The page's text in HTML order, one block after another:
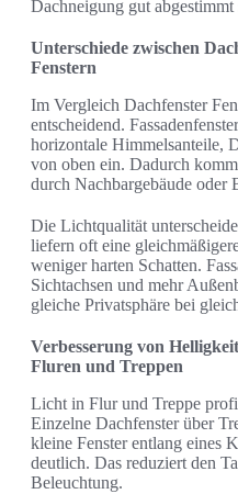
Dachneigung gut abgestimmt
Unterschiede zwischen
Fenstern
Im Vergleich Dachfenster
entscheidend.
horizontale Himmelsanteile,
von oben ein. Dadurch
durch Nachbargebäude oder
Die Lichtqualität
liefern oft eine
weniger harten Schatten.
Sichtachsen und mehr
gleiche Privatsphäre bei
Verbesserung von
Fluren und Treppen
Licht in Flur und Treppe
Einzelne Dachfenster über
kleine Fenster entlang eines
deutlich. Das reduziert den
Beleuchtung.